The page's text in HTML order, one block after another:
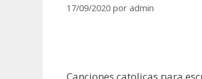
17/09/2020 por admin